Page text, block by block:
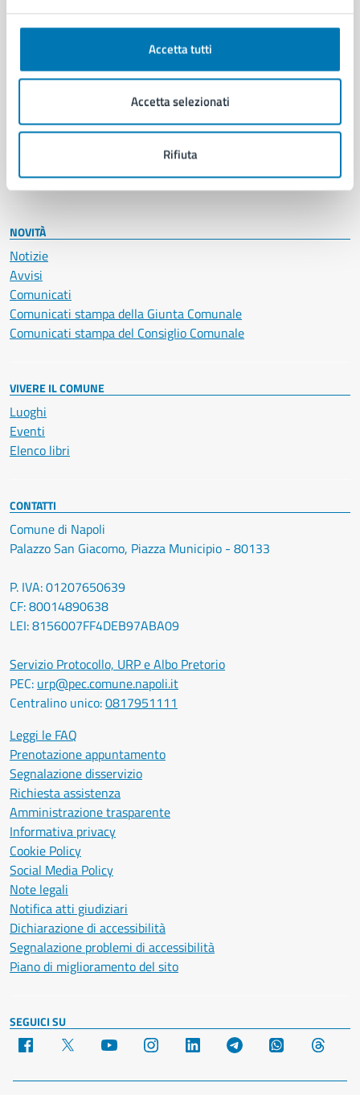
Accetta tutti
Accetta selezionati
Rifiuta
Autorizzazioni
Educazione e formazione
Giustizia e sicurezza pubblica
Imprese e commercio
Salute, benessere e assistenza
Vita lavorativa
NOVITÀ
Notizie
Avvisi
Comunicati
Comunicati stampa della Giunta Comunale
Comunicati stampa del Consiglio Comunale
VIVERE IL COMUNE
Luoghi
Eventi
Elenco libri
CONTATTI
Comune di Napoli
Palazzo San Giacomo, Piazza Municipio - 80133
P. IVA: 01207650639
CF: 80014890638
LEI: 8156007FF4DEB97ABA09
Servizio Protocollo, URP e Albo Pretorio
PEC: urp@pec.comune.napoli.it
Centralino unico:0817951111
Leggi le FAQ
Prenotazione appuntamento
Segnalazione disservizio
Richiesta assistenza
Amministrazione trasparente
Informativa privacy
Cookie Policy
Social Media Policy
Note legali
Notifica atti giudiziari
Dichiarazione di accessibilità
Segnalazione problemi di accessibilità
Piano di miglioramento del sito
SEGUICI SU
Facebook YouTube Instagram LinkedIn Telegram WhatsApp